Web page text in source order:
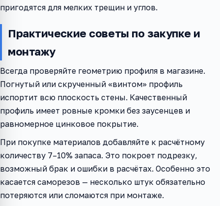
пригодятся для мелких трещин и углов.
Практические советы по закупке и
монтажу
Всегда проверяйте геометрию профиля в магазине.
Погнутый или скрученный «винтом» профиль
испортит всю плоскость стены. Качественный
профиль имеет ровные кромки без заусенцев и
равномерное цинковое покрытие.
При покупке материалов добавляйте к расчётному
количеству 7–10% запаса. Это покроет подрезку,
возможный брак и ошибки в расчётах. Особенно это
касается саморезов — несколько штук обязательно
потеряются или сломаются при монтаже.